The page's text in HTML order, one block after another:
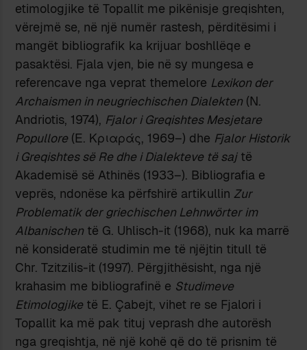
etimologjike të Topallit me pikënisje greqishten,
vërejmë se, në një numër rastesh, përditësimi i
mangët bibliografik ka krijuar boshllëqe e
pasaktësi. Fjala vjen, bie në sy mungesa e
referencave nga veprat themelore Lexikon der
Archaismen in neugriechischen Dialekten (N.
Andriotis, 1974), Fjalor i Greqishtes Mesjetare
Popullore (Ε. Κριαράς, 1969–) dhe Fjalor Historik
i Greqishtes së Re dhe i Dialekteve të sajtë
Akademisë së Athinës (1933–). Bibliografia e
veprës, ndonëse ka përfshirë artikullin Zur
Problematik der griechischen Lehnwörter im
Albanischen të G. Uhlisch-it (1968), nuk ka marrë
në konsideratë studimin me të njëjtin titull të
Chr. Tzitzilis-it (1997). Përgjithësisht, nga një
krahasim me bibliografinë e Studimeve
Etimologjike të E. Çabejt, vihet re se Fjalori i
Topallit ka më pak tituj veprash dhe autorësh
nga greqishtja, në një kohë që do të prisnim të